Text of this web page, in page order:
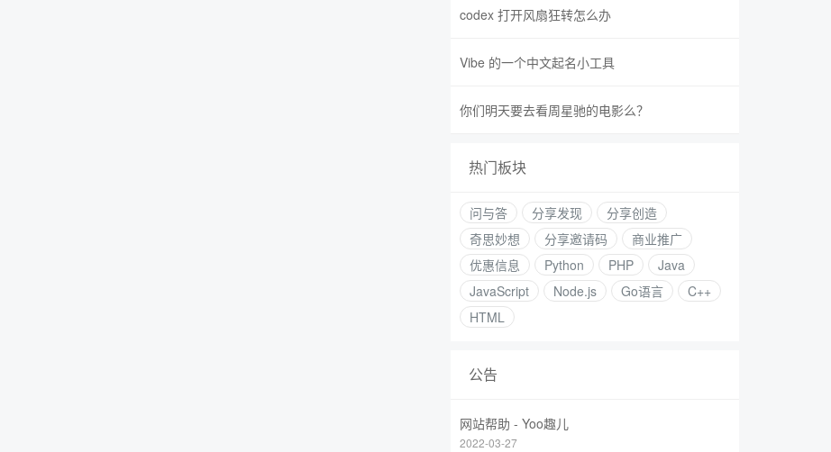
codex 打开风扇狂转怎么办
Vibe 的一个中文起名小工具
你们明天要去看周星驰的电影么？
热门板块
问与答 分享发现
分享创造
奇思妙想
分享邀请码
商业推广
优惠信息
Python PHP
Java
JavaScript
Node.js Go语言
C++
HTML
公告
网站帮助 - Yoo趣儿
2022-03-27